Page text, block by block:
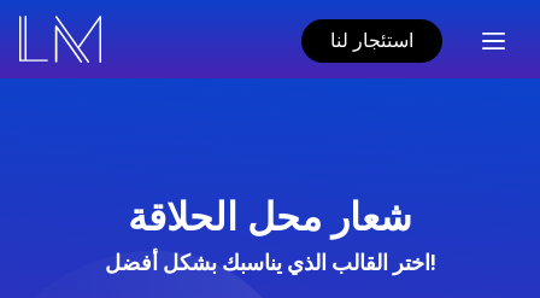
استئجار لنا
شعار محل الحلاقة
اختر القالب الذي يناسبك بشكل أفضل!